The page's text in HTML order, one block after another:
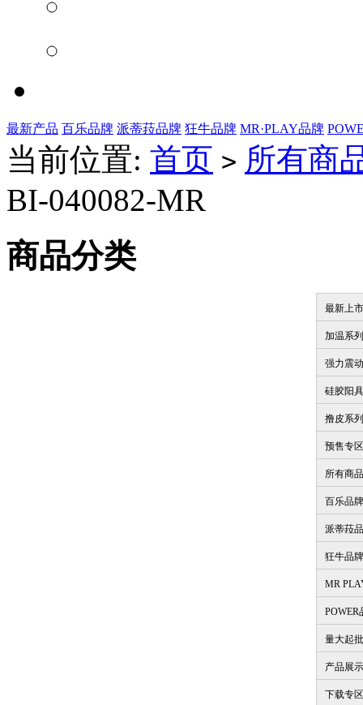
最新产品 百乐品牌 派蒂菈品牌 狂牛品牌 MR·PLAY品牌
当前位置: 首页 > 所有商
BI-040082-MR
商品分类
最新上市
加温系列
强力震动
硅胶阳具
撸皮系列
预售专区
所有商品
百乐品牌
派蒂菈
狂牛品牌
MR
POWER
量大起批
产品展
下载专区